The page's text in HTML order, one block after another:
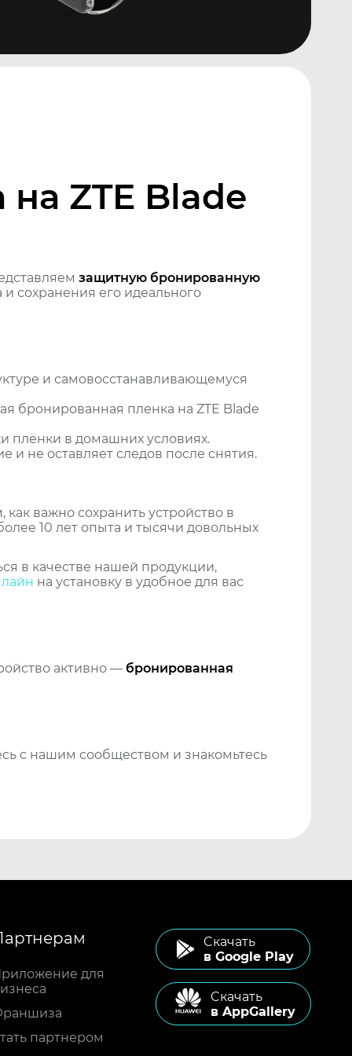
ZTE Blade
защитную бронированную
сохранения его идеального
и самовосстанавливающемуся
бронированная пленка на ZTE Blade
плёнки в домашних условиях.
и не оставляет следов после снятия.
важно сохранить устройство в
10 лет опыта и тысячи довольных
в качестве нашей продукции,
на установку в удобное для вас
активно — бронированная
с нашим сообществом и знакомьтесь
для
партнером
Cкачать
в Google Play
Cкачать
в AppGallery